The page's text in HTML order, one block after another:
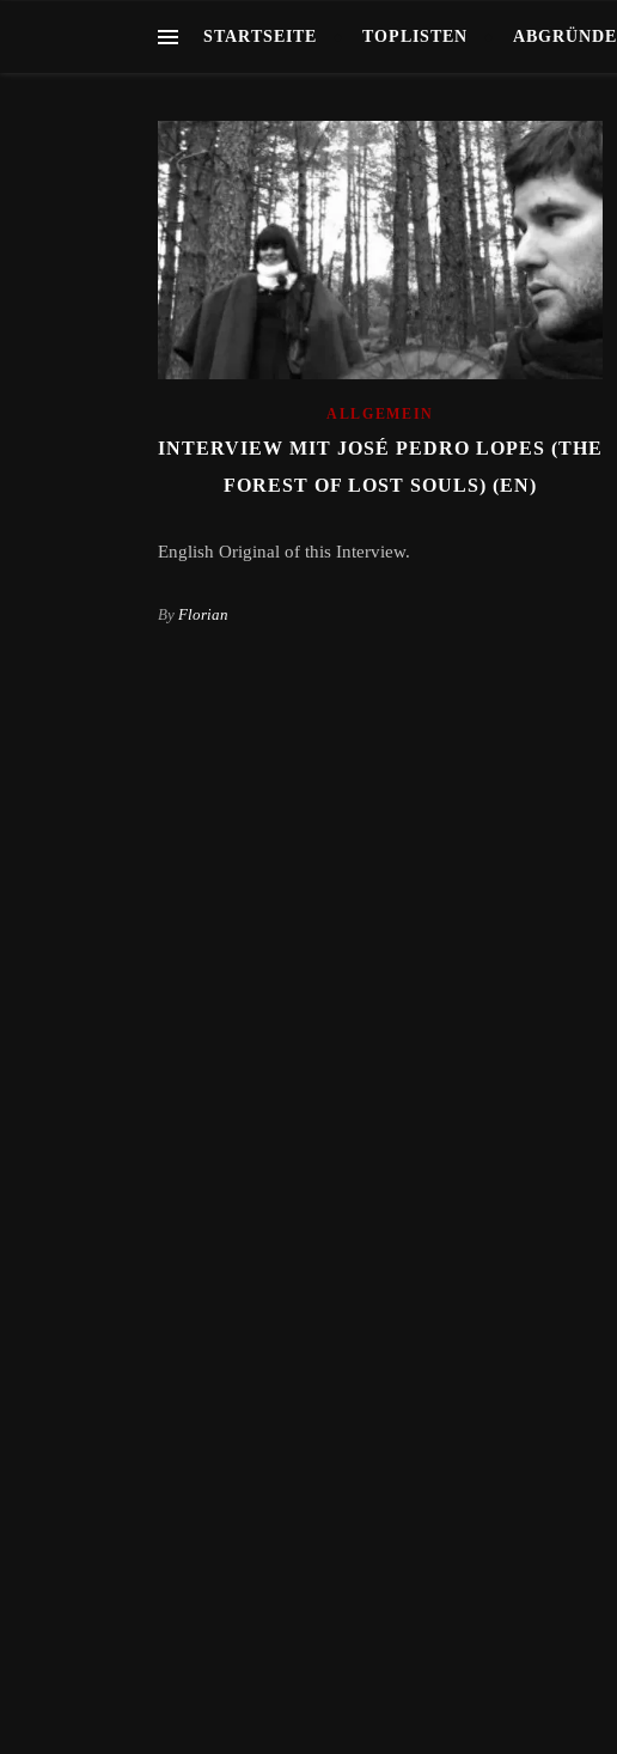
STARTSEITE TOPLISTEN ABGRÜNDE
ALLGEMEIN
INTERVIEW MIT JOSÉ PEDRO LOPES (THE
FOREST OF LOST SOULS) (EN)
English Original of this Interview.
By Florian